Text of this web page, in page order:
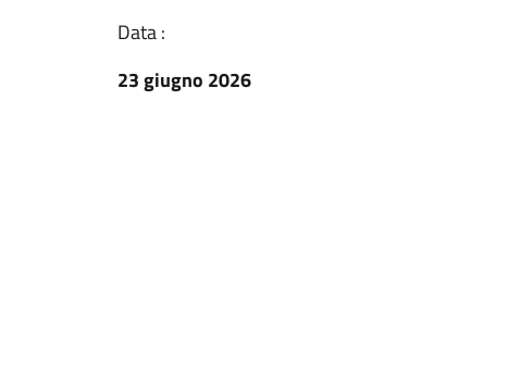
Data :
23 giugno 2026